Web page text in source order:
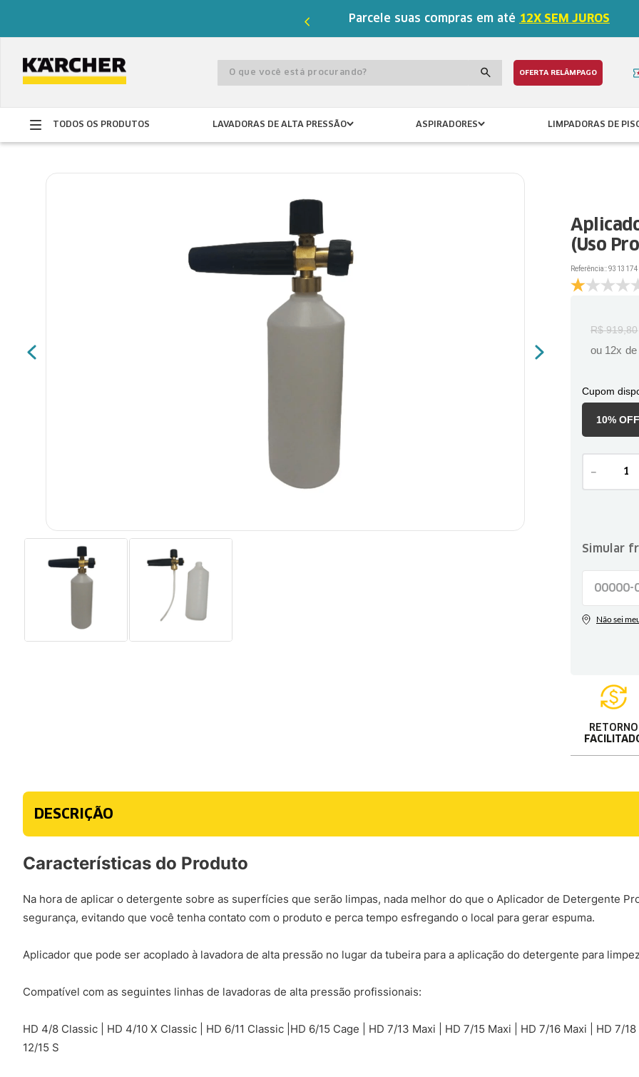
Parcele suas compras em até 12X SEM JUROS
O que você está procurando? OFERTA RELÂMPAGO
TODOS OS PRODUTOS LAVADORAS DE ALTA PRESSÃO ASPIRADORES LIMPADORAS DE
(Uso
Referência::
R$ 919,80
ou 12x de
Cupom
10%
－
RETORNO
DESCRIÇÃO
Características do Produto
Na hora de aplicar o detergente sobre as superfícies que serão limpas, nada melhor do que o Aplicador de Detergente
segurança, evitando que você tenha contato com o produto e perca tempo esfregando o local para gerar espuma.
Aplicador que pode ser acoplado à lavadora de alta pressão no lugar da tubeira para a aplicação do detergente para
Compatível com as seguintes linhas de lavadoras de alta pressão profissionais:
HD 4/8 Classic | HD 4/10 X Classic | HD 6/11 Classic |HD 6/15 Cage | HD 7/13 Maxi | HD 7/15 Maxi | HD 7/16 Maxi | HD 7/
12/15 S